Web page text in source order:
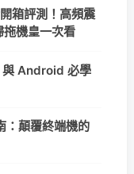
箱評測！高頻震
機皇一次看
與 Android 必學
顛覆終端機的